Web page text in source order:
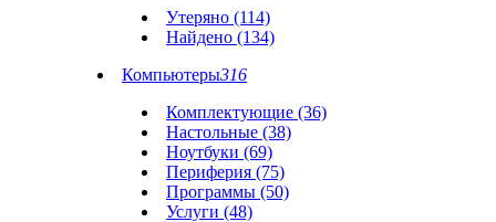
Утеряно (114)
Найдено (134)
Компьютеры316
Комплектующие (36)
Настольные (38)
Ноутбуки (69)
Периферия (75)
Программы (50)
Услуги (48)